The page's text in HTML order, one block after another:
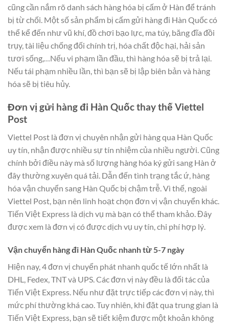
cũng cần nắm rõ danh sách hàng hóa bị cấm ở Hàn để tránh
bị từ chối. Một số sản phẩm bị cấm gửi hàng đi Hàn Quốc có
thể kể đến như vũ khí, đồ chơi bạo lực, ma túy, băng đĩa đồi
trụy, tài liệu chống đối chính trị, hóa chất độc hại, hải sản
tươi sống,…Nếu vi phạm lần đầu, thì hàng hóa sẽ bị trả lại.
Nếu tái phạm nhiều lần, thì bạn sẽ bị lập biên bản và hàng
hóa sẽ bị tiêu hủy.
Đơn vị gửi hàng đi Hàn Quốc thay thế Viettel
Post
Viettel Post là đơn vị chuyên nhận gửi hàng qua Hàn Quốc
uy tín, nhận được nhiều sự tín nhiệm của nhiều người. Cũng
chính bởi điều này mà số lượng hàng hóa ký gửi sang Hàn ở
đây thường xuyên quá tải. Dẫn đến tình trạng tắc ứ, hàng
hóa vận chuyển sang Hàn Quốc bị chậm trễ. Vì thế, ngoài
Viettel Post, bạn nên linh hoạt chọn đơn vị vận chuyển khác.
Tiến Việt Express là dịch vụ mà bạn có thể tham khảo. Đây
được xem là đơn vị có được dịch vụ uy tín, chi phí hợp lý.
Vận chuyển hàng đi Hàn Quốc nhanh từ 5-7 ngày
Hiện nay, 4 đơn vị chuyển phát nhanh quốc tế lớn nhất là
DHL, Fedex, TNT và UPS. Các đơn vị này đều là đối tác của
Tiến Việt Express. Nếu như đặt trực tiếp các đơn vị này, thì
mức phí thường khá cao. Tuy nhiên, khi đặt qua trung gian là
Tiến Việt Express, bạn sẽ tiết kiệm được một khoản không